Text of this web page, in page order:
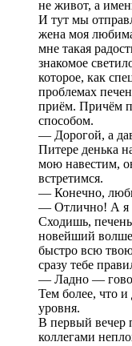
не живот, а
И тут мы
жена моя
мне такая
знакомое
которое, как
проблемах
приём. Причём
способом.
— Дорогой, а
Питере денька
мою навестим,
встретимся.
— Конечно,
— Отлично! А я
Сходишь,
новейший
быстро всю
сразу тебе
— Ладно —
Тем более, что
уровня.
В первый вечер
коллегами